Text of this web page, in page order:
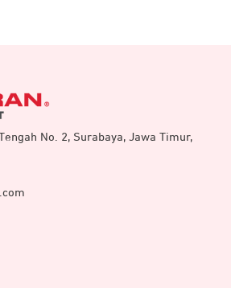
No. 2, Surabaya, Jawa Timur,